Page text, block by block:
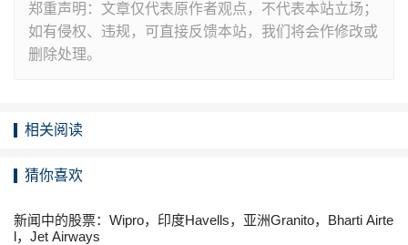
郑重声明：文章仅代表原作者观点，不代表本站立场；
如有侵权、违规，可直接反馈本站，我们将会作修改或
删除处理。
相关阅读
猜你喜欢
新闻中的股票：Wipro，印度Havells，亚洲Granito，Bharti Airte
l，Jet Airways